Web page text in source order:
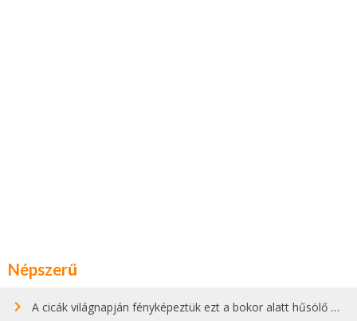
Népszerű
A cicák világnapján fényképeztük ezt a bokor alatt hűsölő cicát Kisorosziban